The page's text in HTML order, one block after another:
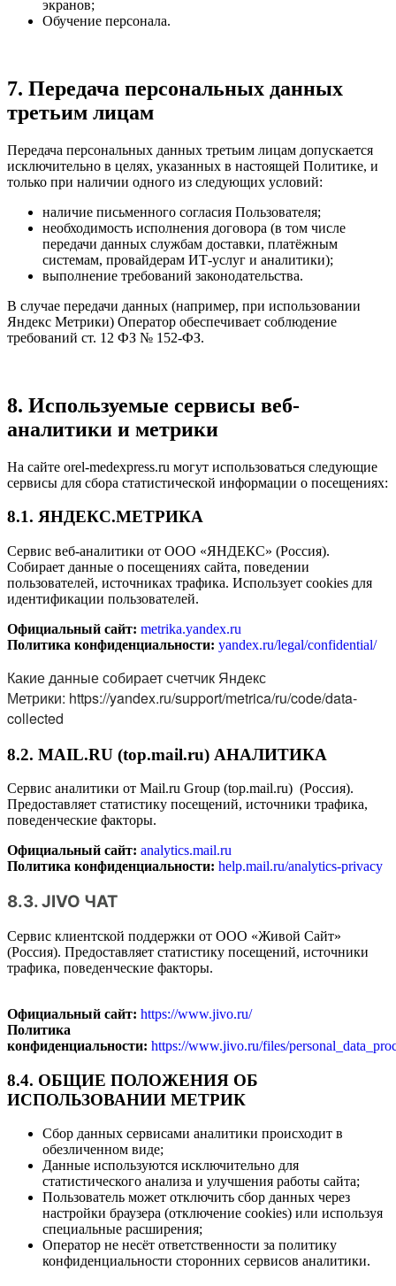
экранов;
Обучение персонала.
7. Передача персональных данных
третьим лицам
Передача персональных данных третьим лицам допускается
исключительно в целях, указанных в настоящей Политике, и
только при наличии одного из следующих условий:
наличие письменного согласия Пользователя;
необходимость исполнения договора (в том числе
передачи данных службам доставки, платёжным
системам, провайдерам ИТ-услуг и аналитики);
выполнение требований законодательства.
В случае передачи данных (например, при использовании
Яндекс Метрики) Оператор обеспечивает соблюдение
требований ст. 12 ФЗ № 152-ФЗ.
8. Используемые сервисы веб-
аналитики и метрики
На сайте orel-medexpress.ru могут использоваться следующие
сервисы для сбора статистической информации о посещениях:
8.1. ЯНДЕКС.МЕТРИКА
Сервис веб-аналитики от ООО «ЯНДЕКС» (Россия).
Собирает данные о посещениях сайта, поведении
пользователей, источниках трафика. Использует cookies для
идентификации пользователей.
Официальный сайт: metrika.yandex.ru
Политика конфиденциальности: yandex.ru/legal/confidential/
Какие данные собирает счетчик Яндекс
Метрики: https://yandex.ru/support/metrica/ru/code/data-
collected
8.2. MAIL.RU (top.mail.ru) АНАЛИТИКА
Сервис аналитики от Mail.ru Group (top.mail.ru) (Россия).
Предоставляет статистику посещений, источники трафика,
поведенческие факторы.
Официальный сайт: analytics.mail.ru
Политика конфиденциальности: help.mail.ru/analytics-privacy
8.3. JIVO ЧАТ
Сервис клиентской поддержки от ООО «Живой Сайт»
(Россия). Предоставляет статистику посещений, источники
трафика, поведенческие факторы.
Официальный сайт: https://www.jivo.ru/
Политика
конфиденциальности: https://www.jivo.ru/files/
8.4. ОБЩИЕ ПОЛОЖЕНИЯ ОБ
ИСПОЛЬЗОВАНИИ МЕТРИК
Сбор данных сервисами аналитики происходит в
обезличенном виде;
Данные используются исключительно для
статистического анализа и улучшения работы сайта;
Пользователь может отключить сбор данных через
настройки браузера (отключение cookies) или используя
специальные расширения;
Оператор не несёт ответственности за политику
конфиденциальности сторонних сервисов аналитики.